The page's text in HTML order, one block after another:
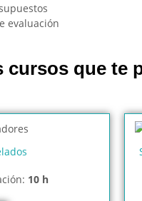
evaluación
cursos que te
10 h